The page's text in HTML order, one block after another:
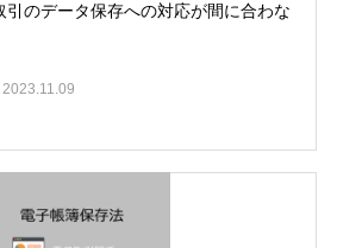
引のデータ保存への対応が間に合わな
2023.11.09